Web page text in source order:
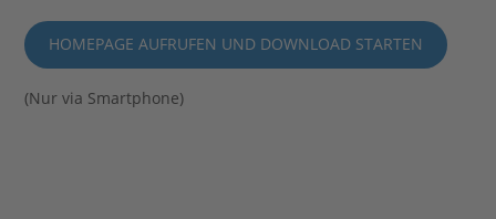
HOMEPAGE AUFRUFEN UND DOWNLOAD STARTEN
(Nur via Smartphone)